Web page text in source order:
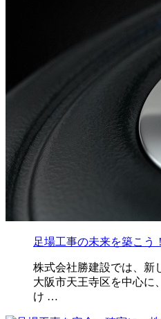
足場工事の未来を築こ
株式会社勝建設では、新
大阪市天王寺区を中心に
け …